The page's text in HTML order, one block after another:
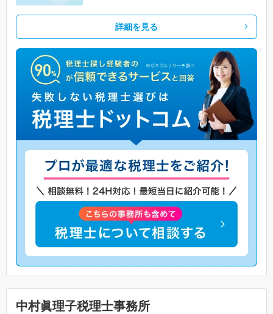
詳細を見る
中村眞理子税理士事務所